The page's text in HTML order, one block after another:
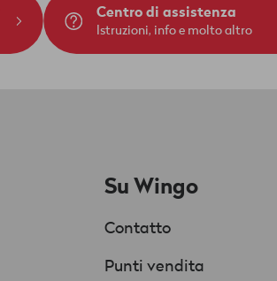
Centro di assistenza
Istruzioni, info e molto altro
Su Wingo
Contatto
Punti vendita